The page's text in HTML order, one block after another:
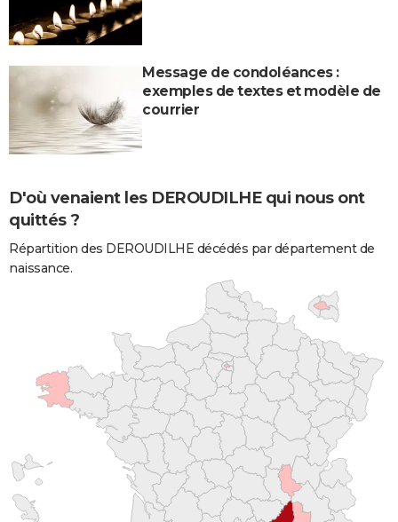
Message de condoléances :
exemples de textes et modèle de
courrier
D'où venaient les DEROUDILHE qui nous ont
quittés ?
Répartition des DEROUDILHE décédés par département de
naissance.